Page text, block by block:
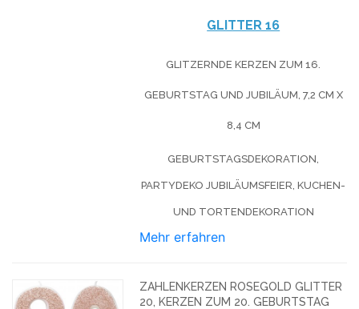
GLITTER 16
GLITZERNDE KERZEN ZUM 16.
GEBURTSTAG UND JUBILÄUM, 7,2 CM X
8,4 CM
GEBURTSTAGSDEKORATION,
PARTYDEKO JUBILÄUMSFEIER, KUCHEN-
UND TORTENDEKORATION
Mehr erfahren
ZAHLENKERZEN ROSEGOLD GLITTER
20, KERZEN ZUM 20. GEBURTSTAG